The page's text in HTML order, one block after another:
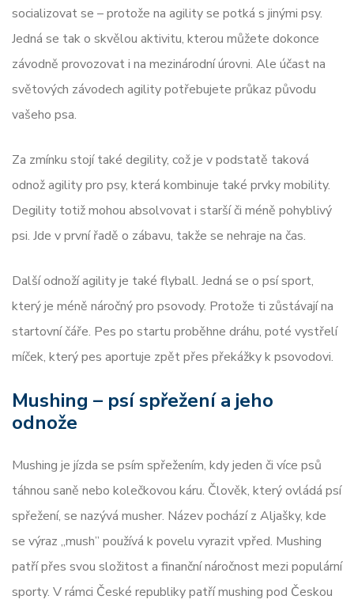
socializovat se – protože na agility se potká s jinými psy.
Jedná se tak o skvělou aktivitu, kterou můžete dokonce
závodně provozovat i na mezinárodní úrovni. Ale účast na
světových závodech agility potřebujete průkaz původu
vašeho psa.
Za zmínku stojí také degility, což je v podstatě taková
odnož agility pro psy, která kombinuje také prvky mobility.
Degility totiž mohou absolvovat i starší či méně pohyblivý
psi. Jde v první řadě o zábavu, takže se nehraje na čas.
Další odnoží agility je také flyball. Jedná se o psí sport,
který je méně náročný pro psovody. Protože ti zůstávají na
startovní čáře. Pes po startu proběhne dráhu, poté vystřelí
míček, který pes aportuje zpět přes překážky k psovodovi.
Mushing – psí spřežení a jeho
odnože
Mushing je jízda se psím spřežením, kdy jeden či více psů
táhnou saně nebo kolečkovou káru. Člověk, který ovládá psí
spřežení, se nazývá musher. Název pochází z Aljašky, kde
se výraz „mush” používá k povelu vyrazit vpřed. Mushing
patří přes svou složitost a finanční náročnost mezi populární
sporty. V rámci České republiky patří mushing pod Českou